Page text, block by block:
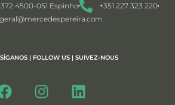
4500-051 Espinho
+351 227 323 220
geral@mercedespereira.com
| FOLLOW US | SUIVEZ-NOUS